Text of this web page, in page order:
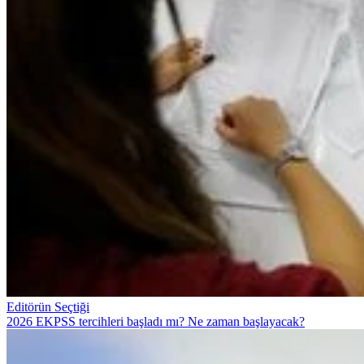
Editörün Seçtiği
2026 EKPSS tercihleri başladı mı? Ne zaman başlayacak?